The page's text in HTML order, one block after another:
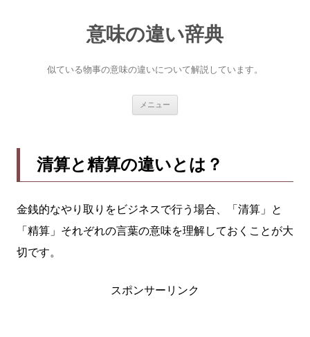
意味の違い辞典
似ている物事の意味の違いについて解説しています。
メニュー
へ
ス
清算と精算の違いとは？
金銭的なやり取りをビジネスで行う場合、「清算」と
「精算」それぞれの言葉の意味を理解しておくことが大
切です。
スポンサーリンク